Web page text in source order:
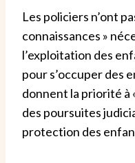
Les policiers n’ont
connaissances »
l’exploitation des
pour s’occuper des
donnent la priorité à
des poursuites
protection des